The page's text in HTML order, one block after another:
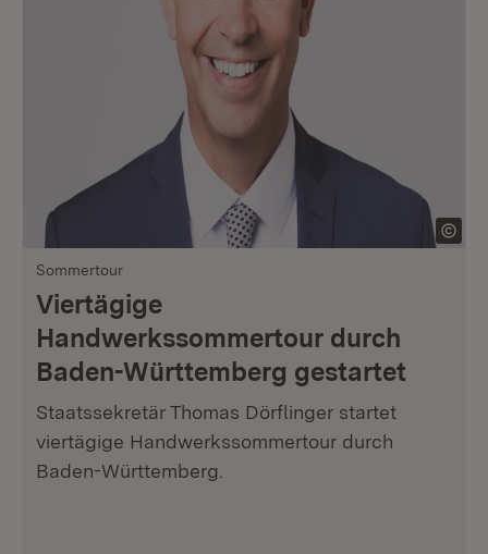
Sommertour
Viertägige
Handwerkssommertour durch
Baden-Württemberg gestartet
Staatssekretär Thomas Dörflinger startet
viertägige Handwerkssommertour durch
Baden-Württemberg.